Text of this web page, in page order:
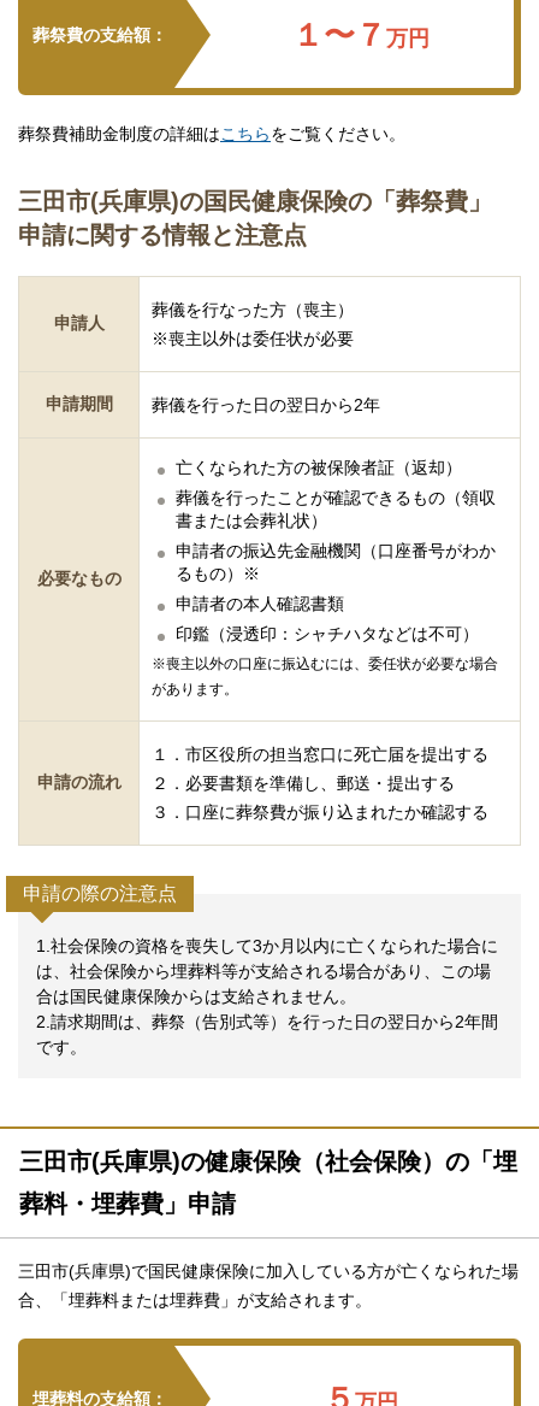
葬祭費の支給額： １〜７万円
葬祭費補助金制度の詳細はこちらをご覧ください。
三田市(兵庫県)の国民健康保険の「葬祭費」
申請に関する情報と注意点
申請人
葬儀を行なった方（喪主）
※喪主以外は委任状が必要
申請期間 葬儀を行った日の翌日から2年
必要なもの
亡くなられた方の被保険者証（返却）
葬儀を行ったことが確認できるもの（領収
書または会葬礼状）
申請者の振込先金融機関（口座番号がわか
るもの）※
申請者の本人確認書類
印鑑（浸透印：シャチハタなどは不可）
※喪主以外の口座に振込むには、委任状が必要な場合
があります。
申請の流れ
１．市区役所の担当窓口に死亡届を提出する
２．必要書類を準備し、郵送・提出する
３．口座に葬祭費が振り込まれたか確認する
申請の際の注意点
1.社会保険の資格を喪失して3か月以内に亡くなられた場合に
は、社会保険から埋葬料等が支給される場合があり、この場
合は国民健康保険からは支給されません。
2.請求期間は、葬祭（告別式等）を行った日の翌日から2年間
です。
三田市(兵庫県)の健康保険（社会保険）の「埋
葬料・埋葬費」申請
三田市(兵庫県)で国民健康保険に加入している方が亡くなられた場
合、「埋葬料または埋葬費」が支給されます。
埋葬料の支給額： ５